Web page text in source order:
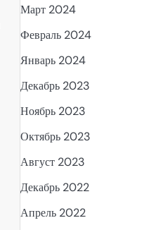
Март 2024
Февраль 2024
Январь 2024
Декабрь 2023
Ноябрь 2023
Октябрь 2023
Август 2023
Декабрь 2022
Апрель 2022